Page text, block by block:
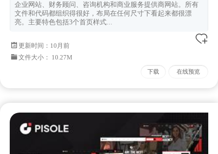
企业网站、财务顾问、咨询机构和商业服务提供商网站。所有
文件和代码都组织得很好，布局在任何尺寸下看起来都很漂
亮。主要特色包括3个首页样式...
更新时间： 10月前
文件大小： 10.27M
下载 在线预览